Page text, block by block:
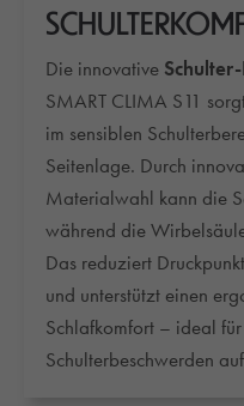
Die innovative
SMART CLIMA S11
im sensiblen
Seitenlage. Durch
Materialwahl kann die
während die
Das reduziert
und unterstützt einen
Schlafkomfort – ideal
Schulterbeschwerden